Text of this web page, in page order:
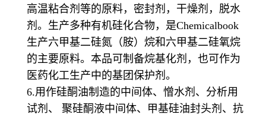
高温粘合剂等的原料，密封剂，干燥剂，脱水
剂。生产多种有机硅化合物，是Chemicalbook
生产六甲基二硅氮（胺）烷和六甲基二硅氧烷
的主要原料。本品可制备烷基化剂，也可作为
医药化工生产中的基团保护剂。
6.用作硅酮油制造的中间体、憎水剂、分析用
试剂、 聚硅酮液中间体、甲基硅油封头剂、抗